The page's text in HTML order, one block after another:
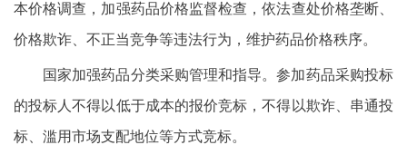
本价格调查，加强药品价格监督检查，依法查处价格垄断、
价格欺诈、不正当竞争等违法行为，维护药品价格秩序。
国家加强药品分类采购管理和指导。参加药品采购投标
的投标人不得以低于成本的报价竞标，不得以欺诈、串通投
标、滥用市场支配地位等方式竞标。